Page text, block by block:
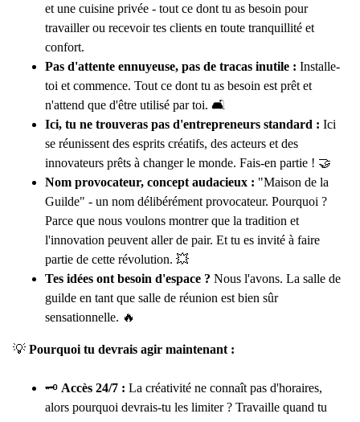
et une cuisine privée - tout ce dont tu as besoin pour
travailler ou recevoir tes clients en toute tranquillité et
confort.
Pas d'attente ennuyeuse, pas de tracas inutile : Installe-
toi et commence. Tout ce dont tu as besoin est prêt et
n'attend que d'être utilisé par toi. 🛋️
Ici, tu ne trouveras pas d'entrepreneurs standard : Ici
se réunissent des esprits créatifs, des acteurs et des
innovateurs prêts à changer le monde. Fais-en partie ! 🤝
Nom provocateur, concept audacieux : "Maison de la
Guilde" - un nom délibérément provocateur. Pourquoi ?
Parce que nous voulons montrer que la tradition et
l'innovation peuvent aller de pair. Et tu es invité à faire
partie de cette révolution. 💥
Tes idées ont besoin d'espace ? Nous l'avons. La salle de
guilde en tant que salle de réunion est bien sûr
sensationnelle. 🔥
💡 Pourquoi tu devrais agir maintenant :
🗝️ Accès 24/7 : La créativité ne connaît pas d'horaires,
alors pourquoi devrais-tu les limiter ? Travaille quand tu